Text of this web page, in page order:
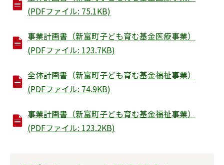
(PDFファイル: 75.1KB)
事業計画書（新富町子ども育む基金医療事業）
(PDFファイル: 123.7KB)
全体計画書（新富町子ども育む基金福祉事業）
(PDFファイル: 74.9KB)
事業計画書（新富町子ども育む基金福祉事業）
(PDFファイル: 123.2KB)